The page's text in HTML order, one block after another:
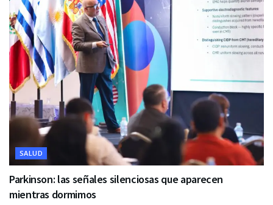
SALUD
Parkinson: las señales silenciosas que aparecen
mientras dormimos